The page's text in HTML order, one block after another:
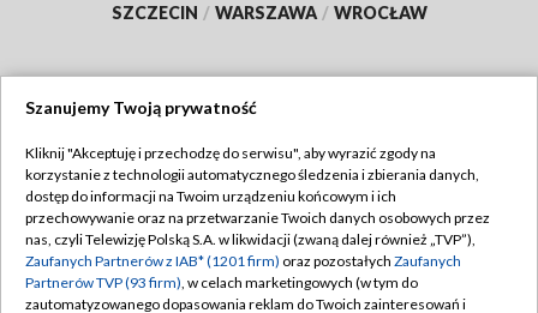
SZCZECIN / WARSZAWA / WROCŁAW
TVP
Abonament TVP
Emisja w TVP
Centrum informacji TVP
Regulamin TVP
Polityka prywatności
Moje zgody
Szanujemy Twoją prywatność
Kliknij "Akceptuję i przechodzę do serwisu", aby wyrazić zgody na
korzystanie z technologii automatycznego śledzenia i zbierania danych,
dostęp do informacji na Twoim urządzeniu końcowym i ich
przechowywanie oraz na przetwarzanie Twoich danych osobowych przez
nas, czyli Telewizję Polską S.A. w likwidacji (zwaną dalej również „TVP”),
Zaufanych Partnerów z IAB* (1201 firm) oraz pozostałych Zaufanych
Partnerów TVP (93 firm), w celach marketingowych (w tym do
zautomatyzowanego dopasowania reklam do Twoich zainteresowań i